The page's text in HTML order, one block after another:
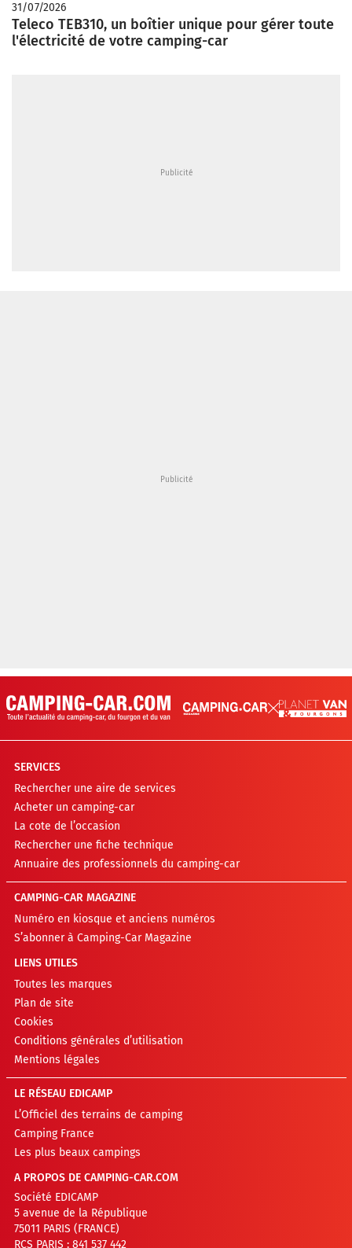
31/07/2026
Teleco TEB310, un boîtier unique pour gérer toute
l'électricité de votre camping-car
SERVICES
Rechercher une aire de services
Acheter un camping-car
La cote de l’occasion
Rechercher une fiche technique
Annuaire des professionnels du camping-car
CAMPING-CAR MAGAZINE
Numéro en kiosque et anciens numéros
S’abonner à Camping-Car Magazine
LIENS UTILES
Toutes les marques
Plan de site
Cookies
Conditions générales d’utilisation
Mentions légales
LE RÉSEAU EDICAMP
L’Officiel des terrains de camping
Camping France
Les plus beaux campings
A PROPOS DE CAMPING-CAR.COM
Société EDICAMP
5 avenue de la République
75011 PARIS (FRANCE)
RCS PARIS : 841 537 442